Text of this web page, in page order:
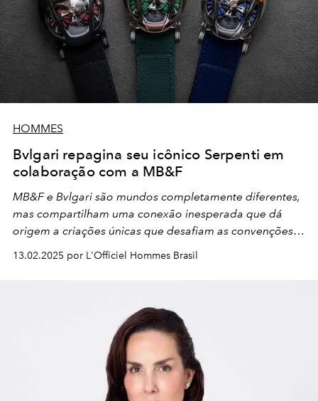
HOMMES
Bvlgari repagina seu icônico Serpenti em
colaboração com a MB&F
MB&F e Bvlgari são mundos completamente diferentes,
mas compartilham uma conexão inesperada que dá
origem a criações únicas que desafiam as convenções
13.02.2025 por L'Officiel Hommes Brasil